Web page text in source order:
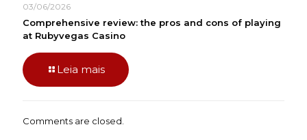
03/06/2026
Comprehensive review: the pros and cons of playing
at Rubyvegas Casino
Leia mais
Comments are closed.